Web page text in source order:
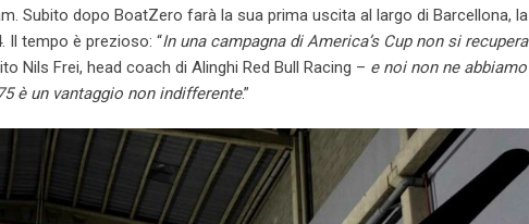
Subito dopo BoatZero farà la sua prima uscita al largo di Barcellona,
Il tempo è prezioso: “In una campagna di America’s Cup non si
Nils Frei, head coach di Alinghi Red Bull Racing – e noi non ne
è un vantaggio non indifferente.”